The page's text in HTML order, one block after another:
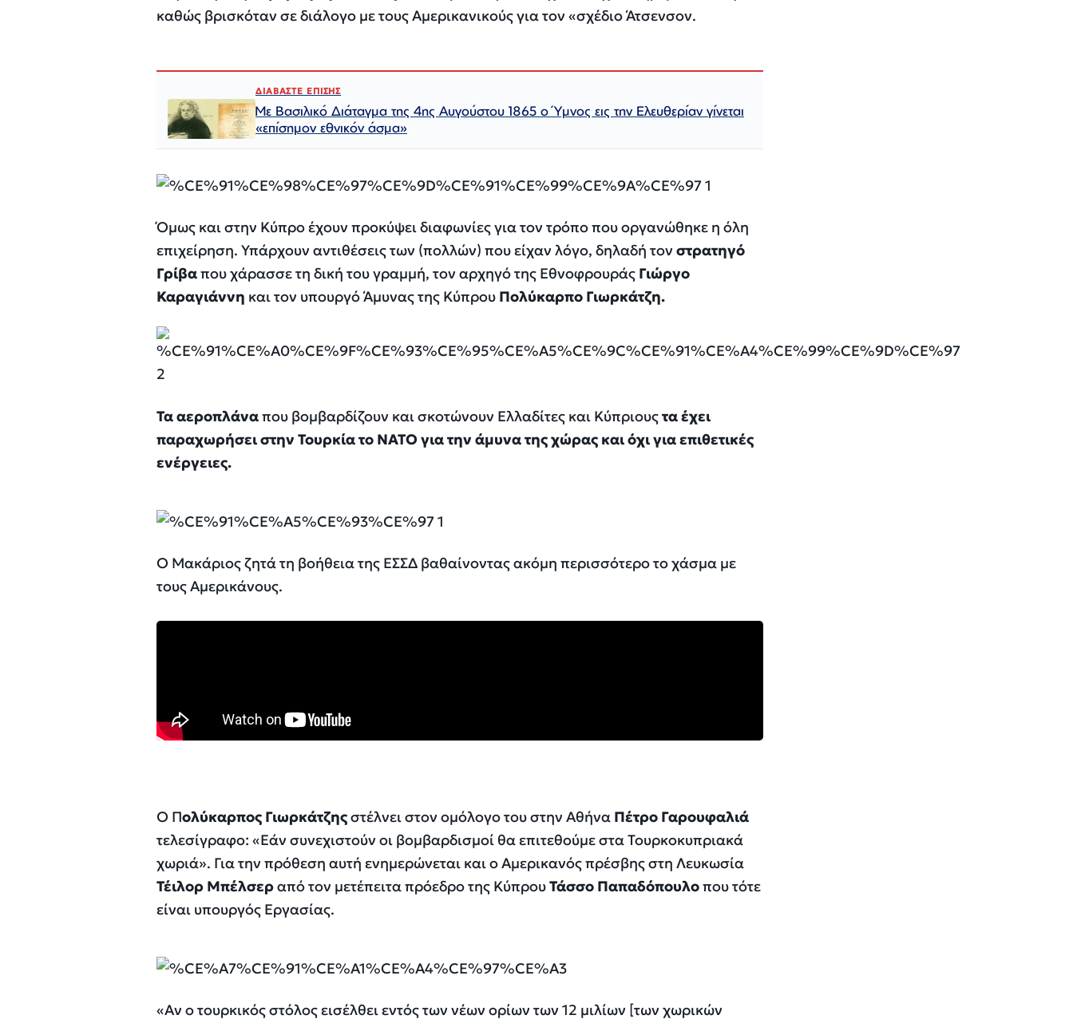
καθώς βρισκόταν σε διάλογο με τους Αμερικανικούς για τον «σχέδιο Άτσενσον.
ΔΙΑΒΑΣΤΕ ΕΠΙΣΗΣ
Με Βασιλικό Διάταγμα της 4ης Αυγούστου 1865 ο Ύμνος εις την Ελευθερίαν γίνεται
«επίσημον εθνικόν άσμα»
Όμως και στην Κύπρο έχουν προκύψει διαφωνίες για τον τρόπο που οργανώθηκε η όλη
επιχείρηση. Υπάρχουν αντιθέσεις των (πολλών) που είχαν λόγο, δηλαδή τον στρατηγό
Γρίβαπου χάρασσε τη δική του γραμμή, τον αρχηγό της Εθνοφρουράς Γιώργο
Καραγιάννη και τον υπουργό Άμυνας της Κύπρου Πολύκαρπο Γιωρκάτζη.
Τα αεροπλάναπου βομβαρδίζουν και σκοτώνουν Ελλαδίτες και Κύπριουςτα έχει
παραχωρήσει στην Τουρκία το ΝΑΤΟ για την άμυνα της χώρας και όχι για επιθετικές
ενέργειες.
Ο Μακάριος ζητά τη βοήθεια της ΕΣΣΔ βαθαίνοντας ακόμη περισσότερο το χάσμα με
τους Αμερικάνους.
Ο Πολύκαρπος Γιωρκάτζηςστέλνει στον ομόλογο του στην Αθήνα Πέτρο Γαρουφαλιά
τελεσίγραφο: «Εάν συνεχιστούν οι βομβαρδισμοί θα επιτεθούμε στα Τουρκοκυπριακά
χωριά». Για την πρόθεση αυτή ενημερώνεται και ο Αμερικανός πρέσβης στη Λευκωσία
Τέιλορ Μπέλσεραπό τον μετέπειτα πρόεδρο της ΚύπρουΤάσσο Παπαδόπουλοπου τότε
είναι υπουργός Εργασίας.
«Αν ο τουρκικός στόλος εισέλθει εντός των νέων ορίων των 12 μιλίων [των χωρικών